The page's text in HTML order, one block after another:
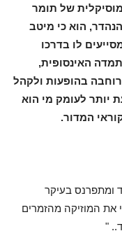
מוסיקלית של תומר
הוא כי מיטב
לו בדרכו
האינסופית,
בהופעות ולקהל
יותר לעומק מי הוא
המדור.
ומתפרנס בעיקר
את המוזיקה מהזמרים
"